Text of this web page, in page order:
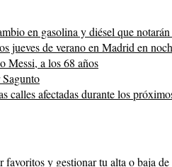
en gasolina y diésel que
jueves de verano en Madrid en
Messi, a los 68 años
calles afectadas durante los
y gestionar tu alta o baja de